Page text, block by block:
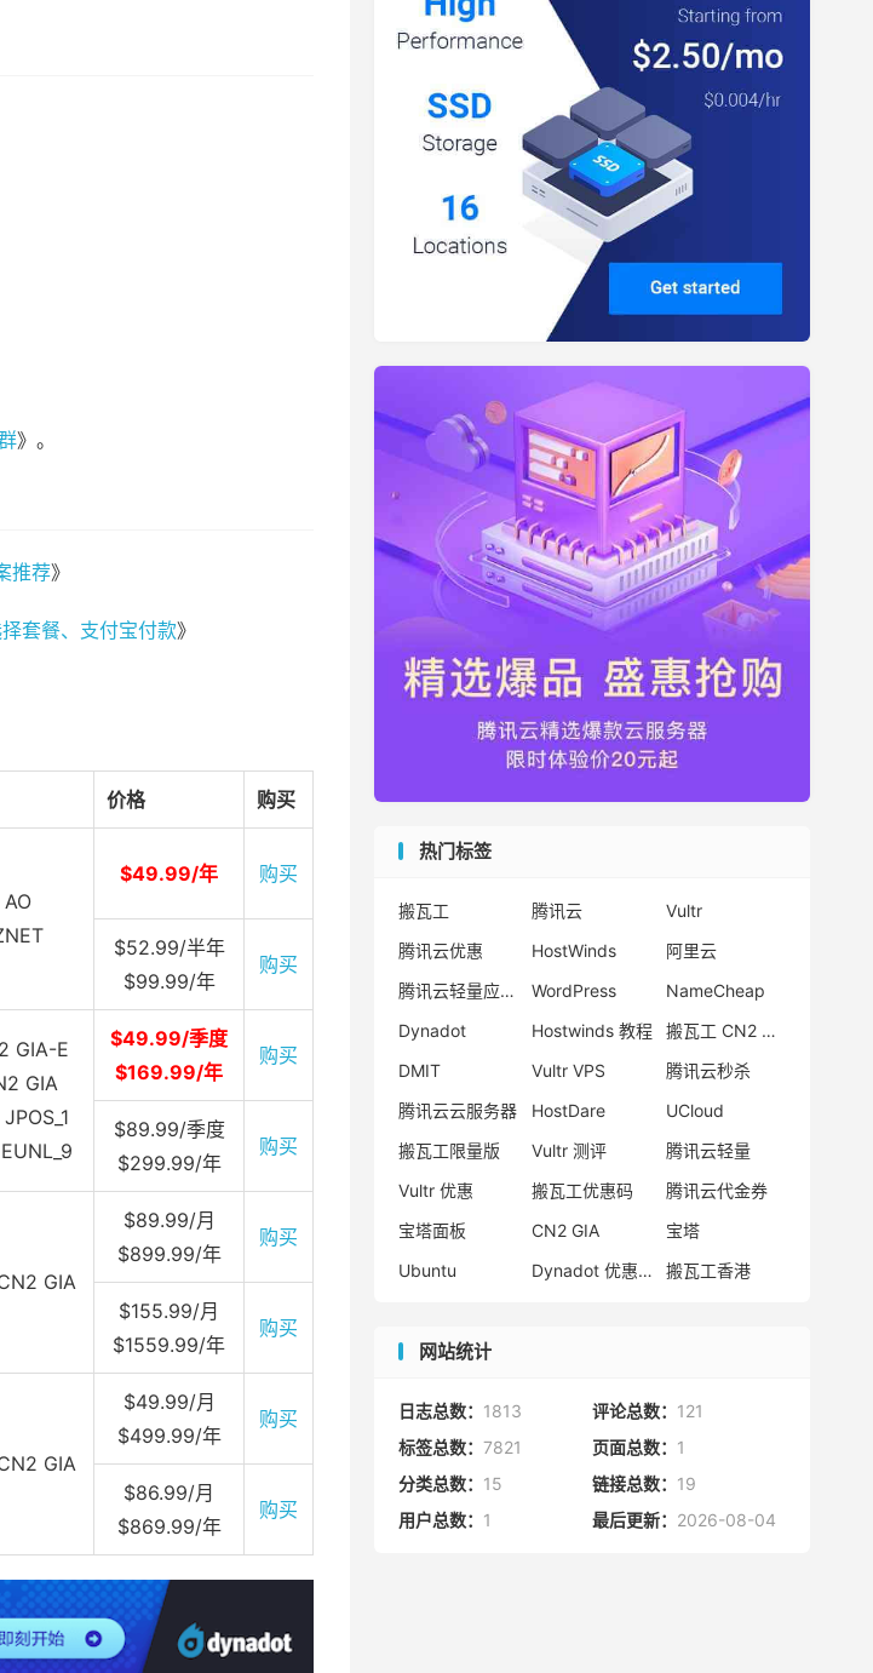
》。
推荐》
套餐、支付宝付款》
价格 购买
$49.99/年 购买
$52.99/半年
$99.99/年
购买
GIA-E
GIA
$49.99/季度
$169.99/年
购买
$89.99/季度
$299.99/年
购买
GIA
$89.99/月
$899.99/年
购买
$155.99/月
$1559.99/年
购买
GIA
$49.99/月
$499.99/年
购买
$86.99/月
$869.99/年
购买
热门标签
搬瓦工 腾讯云
Vultr
腾讯云优惠
HostWinds
阿里云
腾讯云轻量应用服务器
WordPress
NameCheap
Dynadot
Hostwinds 教程
搬瓦工 CN2 GIA
DMIT
Vultr VPS
腾讯云秒杀
腾讯云云服务器
HostDare
UCloud
搬瓦工限量版
Vultr 测评
腾讯云轻量
Vultr 优惠
搬瓦工优惠码
腾讯云代金券
宝塔面板
CN2 GIA
宝塔
Ubuntu
Dynadot 优惠码 搬瓦工香港
网站统计
日志总数： 1813 评论总数： 121
标签总数： 7821 页面总数： 1
分类总数： 15 链接总数： 19
用户总数： 1 最后更新： 2026-08-04